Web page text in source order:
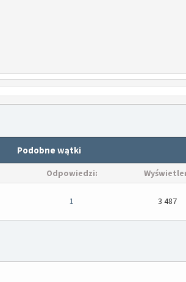
Podobne wątki
Odpowiedzi:
1 3 487